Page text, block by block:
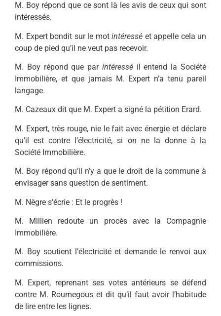
M. Boy répond que ce sont là les avis de ceux qui sont
intéressés.
M. Expert bondit sur le mot intéressé et appelle cela un
coup de pied qu’il ne veut pas recevoir.
M. Boy répond que par intéresséil entend la Société
Immobilière, et que jamais M. Expert n’a tenu pareil
langage.
M. Cazeaux dit que M. Expert a signé la pétition Erard.
M. Expert, très rouge, nie le fait avec énergie et déclare
qu’il est contre l’électricité, si on ne la donne à la
Société Immobilière.
M. Boy répond qu’il n’y a que le droit de la commune à
envisager sans question de sentiment.
M. Nègre s’écrie : Et le progrès !
M. Millien redoute un procès avec la Compagnie
Immobilière.
M. Boy soutient l’électricité et demande le renvoi aux
commissions.
M. Expert, reprenant ses votes antérieurs se défend
contre M. Roumegous et dit qu’il faut avoir l’habitude
de lire entre les lignes.